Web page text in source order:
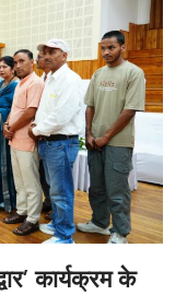
कार्यक्रम के